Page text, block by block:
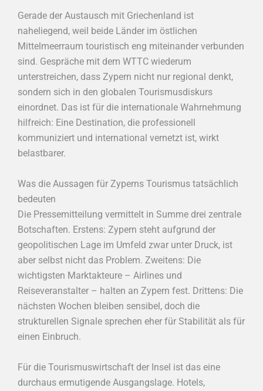
Gerade der Austausch mit Griechenland ist
naheliegend, weil beide Länder im östlichen
Mittelmeerraum touristisch eng miteinander verbunden
sind. Gespräche mit dem WTTC wiederum
unterstreichen, dass Zypern nicht nur regional denkt,
sondern sich in den globalen Tourismusdiskurs
einordnet. Das ist für die internationale Wahrnehmung
hilfreich: Eine Destination, die professionell
kommuniziert und international vernetzt ist, wirkt
belastbarer.
Was die Aussagen für Zyperns Tourismus tatsächlich
bedeuten
Die Pressemitteilung vermittelt in Summe drei zentrale
Botschaften. Erstens: Zypern steht aufgrund der
geopolitischen Lage im Umfeld zwar unter Druck, ist
aber selbst nicht das Problem. Zweitens: Die
wichtigsten Marktakteure – Airlines und
Reiseveranstalter – halten an Zypern fest. Drittens: Die
nächsten Wochen bleiben sensibel, doch die
strukturellen Signale sprechen eher für Stabilität als für
einen Einbruch.
Für die Tourismuswirtschaft der Insel ist das eine
durchaus ermutigende Ausgangslage. Hotels,